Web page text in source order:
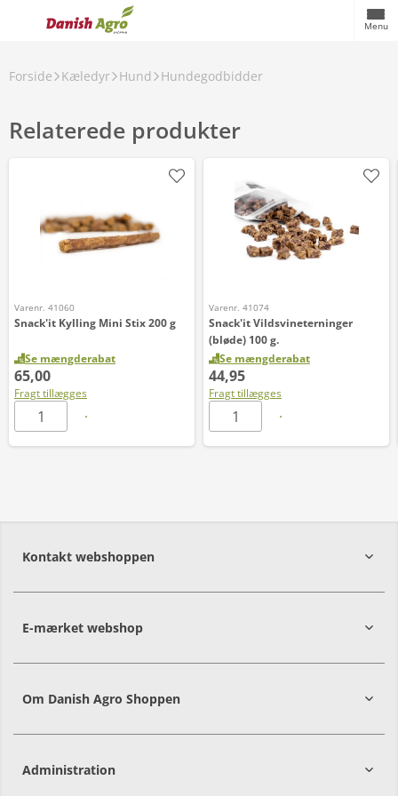
Menu
Forside Kæledyr Hund Hundegodbidder
Relaterede produkter
Varenr. 41060
Snack'it Kylling Mini Stix 200 g
Se mængderabat
65,00
Fragt tillægges
Varenr. 41074
Snack'it Vildsvineterninger
(bløde) 100 g.
Se mængderabat
44,95
Fragt tillægges
Kontakt webshoppen
E-mærket webshop
Om Danish Agro Shoppen
Administration